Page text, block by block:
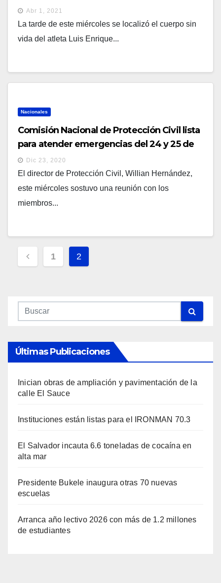
nos fue un verdadero héroe salvadoreño»
Abr 1, 2021
La tarde de este miércoles se localizó el cuerpo sin
vida del atleta Luis Enrique...
Nacionales
Comisión Nacional de Protección Civil lista
para atender emergencias del 24 y 25 de
diciembre
Dic 23, 2020
El director de Protección Civil, Willian Hernández,
este miércoles sostuvo una reunión con los
miembros...
Navegación
De
1 2
Últimas Publicaciones
Inician obras de ampliación y pavimentación de la
calle El Sauce
Instituciones están listas para el IRONMAN 70.3
El Salvador incauta 6.6 toneladas de cocaína en
alta mar
Presidente Bukele inaugura otras 70 nuevas
escuelas
Arranca año lectivo 2026 con más de 1.2 millones
de estudiantes